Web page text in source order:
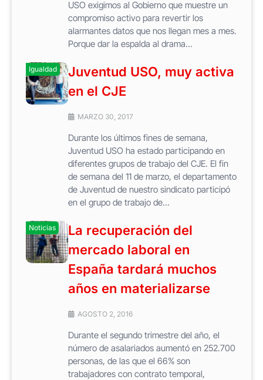
USO exigimos al Gobierno que muestre un
compromiso activo para revertir los
alarmantes datos que nos llegan mes a mes.
Porque dar la espalda al drama...
Igualdad
Juventud USO, muy activa
en el CJE
MARZO 30, 2017
Durante los últimos fines de semana,
Juventud USO ha estado participando en
diferentes grupos de trabajo del CJE. El fin
de semana del 11 de marzo, el departamento
de Juventud de nuestro sindicato participó
en el grupo de trabajo de...
Noticias
La recuperación del
mercado laboral en
España tardará muchos
años en materializarse
AGOSTO 2, 2016
Durante el segundo trimestre del año, el
número de asalariados aumentó en 252.700
personas, de las que el 66% son
trabajadores con contrato temporal,